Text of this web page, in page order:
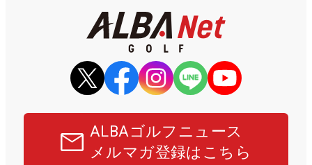
ALBAゴルフニュース
メルマガ登録はこちら